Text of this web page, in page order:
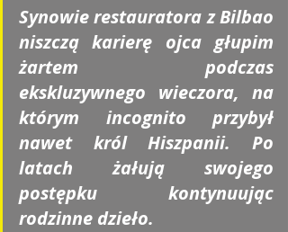
Synowie restauratora z Bilbao
niszczą karierę ojca głupim
żartem podczas
ekskluzywnego wieczora, na
którym incognito przybył
nawet król Hiszpanii. Po
latach żałują swojego
postępku kontynuując
rodzinne dzieło.